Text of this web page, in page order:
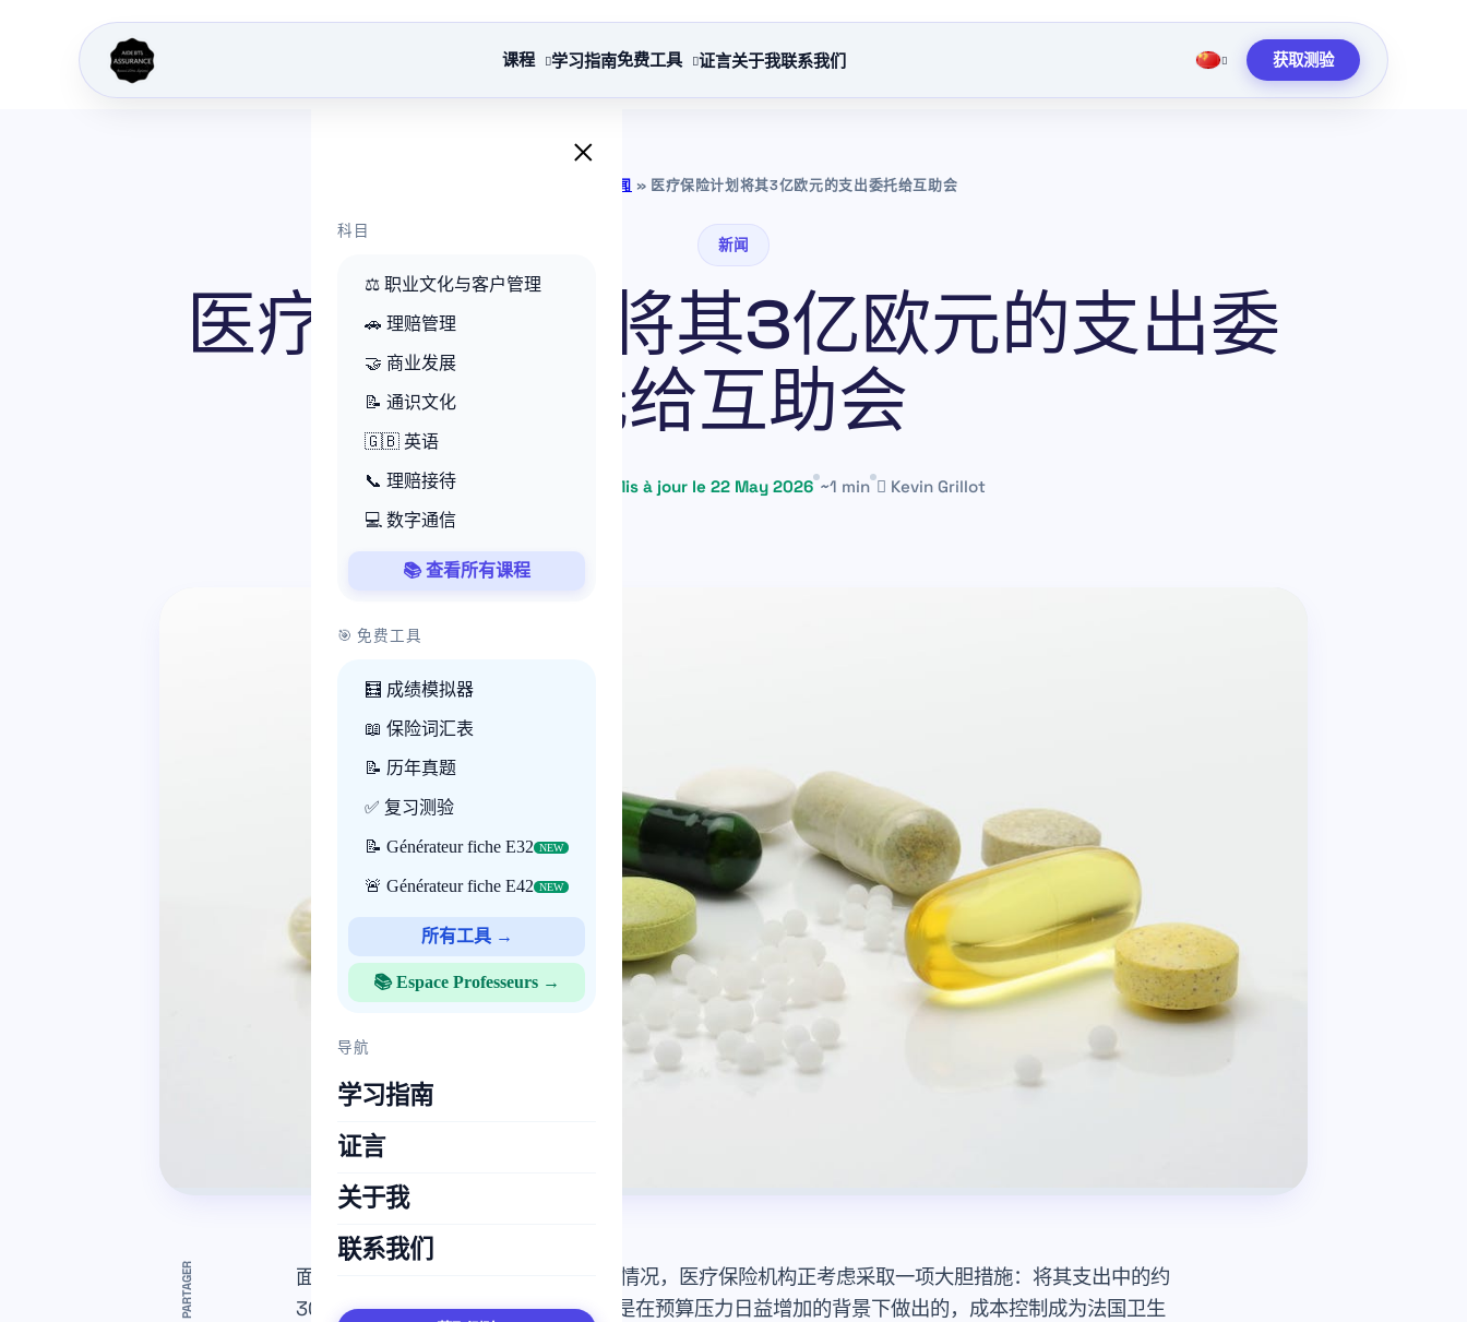
课程 学习指南免费工具 证言关于我联系我们 获取测验
×
科目
⚖️ 职业文化与客户管理
🚗 理赔管理
🤝 商业发展
📝 通识文化
🇬🇧 英语
📞 理赔接待
💻 数字通信
📚 查看所有课程
🎯 免费工具
🧮 成绩模拟器
📖 保险词汇表
📝 历年真题
✅ 复习测验
📝 Générateur fiche E32 NEW
🚨 Générateur fiche E42 NEW
所有工具 →
📚 Espace Professeurs →
导航
学习指南
证言
关于我
联系我们
新闻 » 医疗保险计划将其3亿欧元的支出委托给互助会
新闻
医疗保险计划将其3亿欧元的支出委
托给互助会
Mis à jour le 22 May 2026 ~1 min Kevin Grillot
PARTAGER
面对2025年预算赤字预期令人担忧的情况，医疗保险机构正考虑采取一项大胆措施：将其支出中的约
30亿欧元转移到健康互助会。此决定是在预算压力日益增加的背景下做出的，成本控制成为法国卫生